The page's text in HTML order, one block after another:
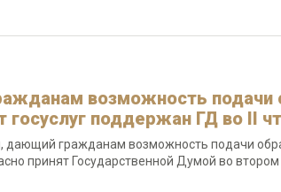
возможность подачи
госуслуг поддержан ГД во II
дающий гражданам возможность подачи
принят Государственной Думой во